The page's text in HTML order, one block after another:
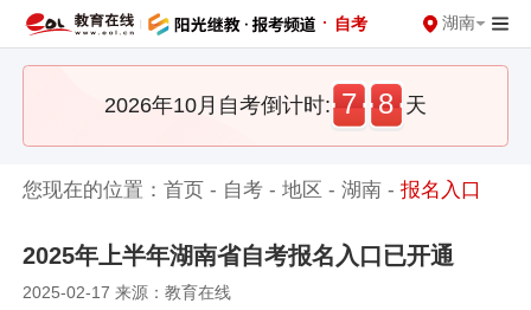
· 自考 湖南
2026年10月自考倒计时: 7 8 天
您现在的位置：首页 - 自考 -地区 -湖南 -报名入口
2025年上半年湖南省自考报名入口已开通
2025-02-17 来源：教育在线